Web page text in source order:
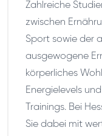
Zahlreiche
zwischen
Sport sowie der
ausgewogene
körperliches
Energielevels
Trainings. Bei
Sie dabei mit